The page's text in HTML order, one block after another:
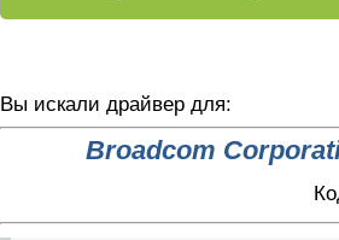
Вы искали драйвер для:
Broadcom